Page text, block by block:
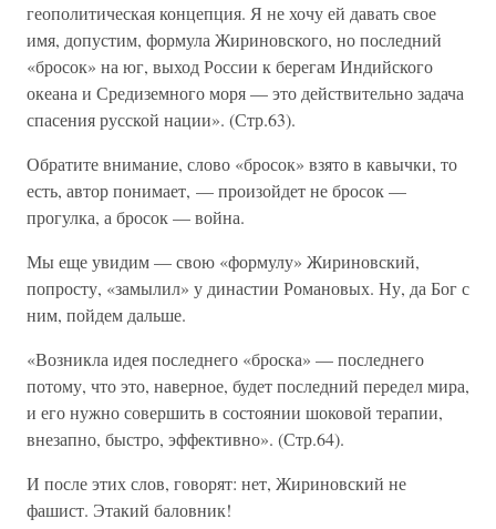
геополитическая концепция. Я не хочу ей давать свое
имя, допустим, формула Жириновского, но последний
«бросок» на юг, выход России к берегам Индийского
океана и Средиземного моря — это действительно задача
спасения русской нации». (Стр.63).
Обратите внимание, слово «бросок» взято в кавычки, то
есть, автор понимает, — произойдет не бросок —
прогулка, а бросок — война.
Мы еще увидим — свою «формулу» Жириновский,
попросту, «замылил» у династии Романовых. Ну, да Бог с
ним, пойдем дальше.
«Возникла идея последнего «броска» — последнего
потому, что это, наверное, будет последний передел мира,
и его нужно совершить в состоянии шоковой терапии,
внезапно, быстро, эффективно». (Стр.64).
И после этих слов, говорят: нет, Жириновский не
фашист. Этакий баловник!